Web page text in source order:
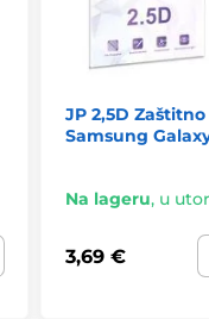
JP 2,5D
Samsung Galaxy
Na lageru, u
3,69 €